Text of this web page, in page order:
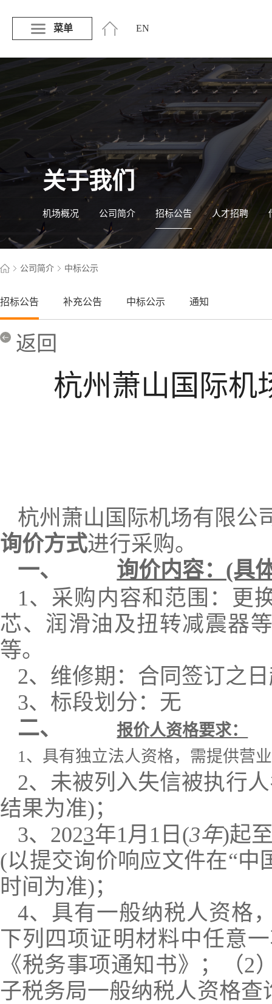
菜单 EN
关于我们
机场概况 公司简介 招标公告 人才招聘
公司简介 中标公示
招标公告 补充公告 中标公示 通知
返回
杭州萧山国际机
杭州萧山国际机场有限公
询价方式进行采购。
一、
询价内容：(具
1、采购内容和范围：更
芯、润滑油及扭转减震器
等。
2、维修期：合同签订之
3、标段划分：无
二、
报价人资格要求：
1、具有独立法人资格，需提供营
2、未被列入失信被执行
结果为准)；
3、2023年1月1日(3年)起
(以提交询价响应文件在“中
时间为准)；
4、具有一般纳税人资格
下列四项证明材料中任意
《税务事项通知书》；（
子税务局一般纳税人资格